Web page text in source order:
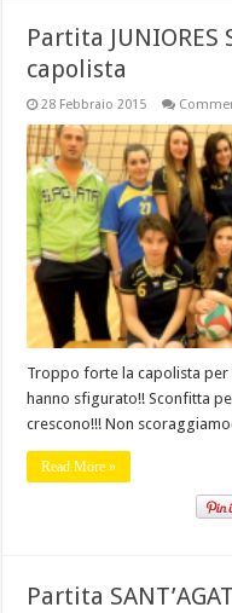
Partita JUNIORES
capolista
28 Febbraio 2015
Troppo forte la capolista per
hanno sfigurato!! Sconfitta
crescono!!! Non
Read More »
Partita